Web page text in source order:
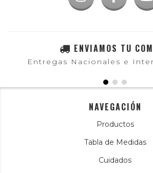
ENVIAMOS TU
Entregas Nacionales e
NAVEGACIÓN
Productos
Tabla de Medidas
Cuidados